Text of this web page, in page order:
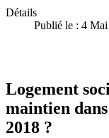
Détails
Publié le : 4
Logement
maintien
2018 ?